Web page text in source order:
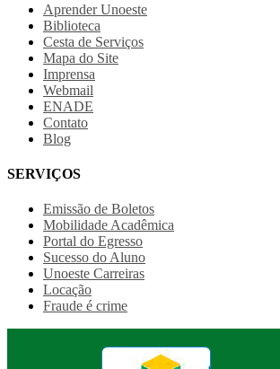
Aprender Unoeste
Biblioteca
Cesta de Serviços
Mapa do Site
Imprensa
Webmail
ENADE
Contato
Blog
SERVIÇOS
Emissão de Boletos
Mobilidade Acadêmica
Portal do Egresso
Sucesso do Aluno
Unoeste Carreiras
Locação
Fraude é crime